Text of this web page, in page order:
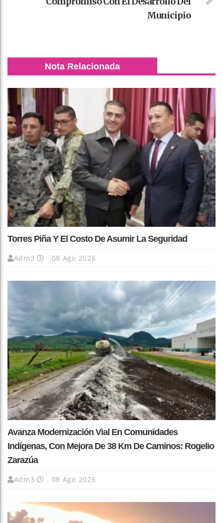
Municipio
Nota Relacionada
Torres Piña Y El Costo De Asumir La Seguridad
Adm3 08 Ago 2026
Avanza Modernización Vial En Comunidades
Indígenas, Con Mejora De 38 Km De Caminos: Rogelio
Zarazúa
Adm3 08 Ago 2026